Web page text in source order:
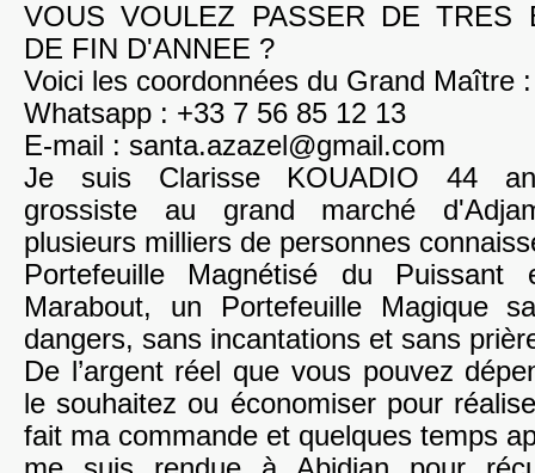
VOUS VOULEZ PASSER DE TRES
DE FIN D'ANNEE ?
Voici les coordonnées du Grand Maître :
Whatsapp : +33 7 56 85 12 13
E-mail : santa.azazel@gmail.com
Je suis Clarisse KOUADIO 44
grossiste au grand marché
plusieurs milliers de personnes
Portefeuille Magnétisé du
Marabout, un Portefeuille Magique
dangers, sans incantations et sans
De l’argent réel que vous pouvez
le souhaitez ou économiser pour
fait ma commande et quelques temps